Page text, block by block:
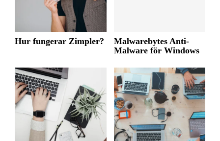
Hur fungerar Zimpler?
Malwarebytes Anti-
Malware för Windows